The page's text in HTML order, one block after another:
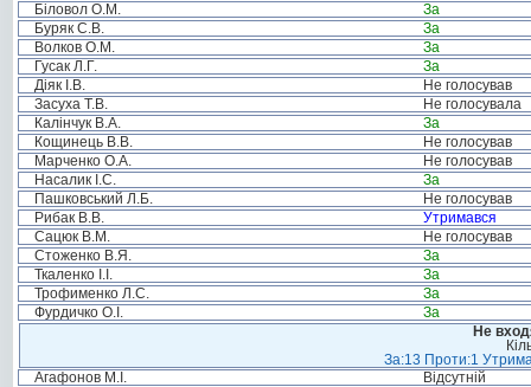
Біловол О.М.
За
Буряк С.В.
За
Волков О.М.
За
Гусак Л.Г.
За
Діяк І.В.
Не голосував
Засуха Т.В.
Не голосувала
Калінчук В.А.
За
Кощинець В.В.
Не голосував
Марченко О.А.
Не голосував
Насалик І.С.
За
Пашковський Л.Б.
Не голосував
Рибак В.В.
Утримався
Сацюк В.М.
Не голосував
Стоженко В.Я.
За
Ткаленко І.І.
За
Трофименко Л.С.
За
Фурдичко О.І.
За
Не
За:13 Проти:1
Агафонов М.І.
Відсутній